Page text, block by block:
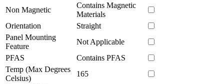
Non Magnetic
Contains Magnetic
Materials
Orientation
Straight
Panel Mounting
Feature
Not Applicable
PFAS
Contains PFAS
Temp (Max Degrees
Celsius)
165